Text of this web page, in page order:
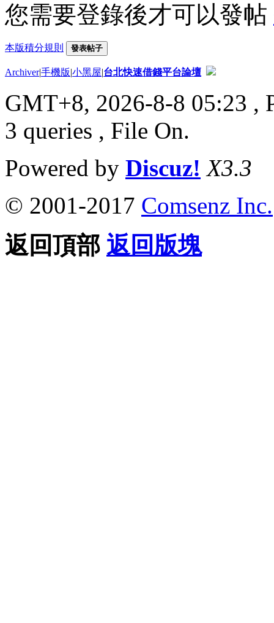
您需要登錄後才可以發帖
本版積分規則 發表帖子
Archiver|手機版|小黑屋|台北快速借錢平台論壇
GMT+8, 2026-8-8 05:23 ,
3 queries , File On.
Powered by Discuz! X3.3
© 2001-2017 Comsenz Inc.
返回頂部 返回版塊